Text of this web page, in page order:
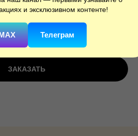
и эксклюзивном контенте!
Телеграм
ЗАКАЗАТЬ